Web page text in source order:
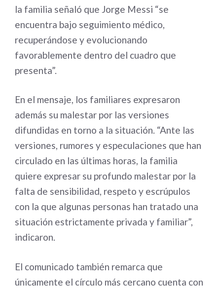
la familia señaló que Jorge Messi “se
encuentra bajo seguimiento médico,
recuperándose y evolucionando
favorablemente dentro del cuadro que
presenta”.
En el mensaje, los familiares expresaron
además su malestar por las versiones
difundidas en torno a la situación. “Ante las
versiones, rumores y especulaciones que han
circulado en las últimas horas, la familia
quiere expresar su profundo malestar por la
falta de sensibilidad, respeto y escrúpulos
con la que algunas personas han tratado una
situación estrictamente privada y familiar”,
indicaron.
El comunicado también remarca que
únicamente el círculo más cercano cuenta con